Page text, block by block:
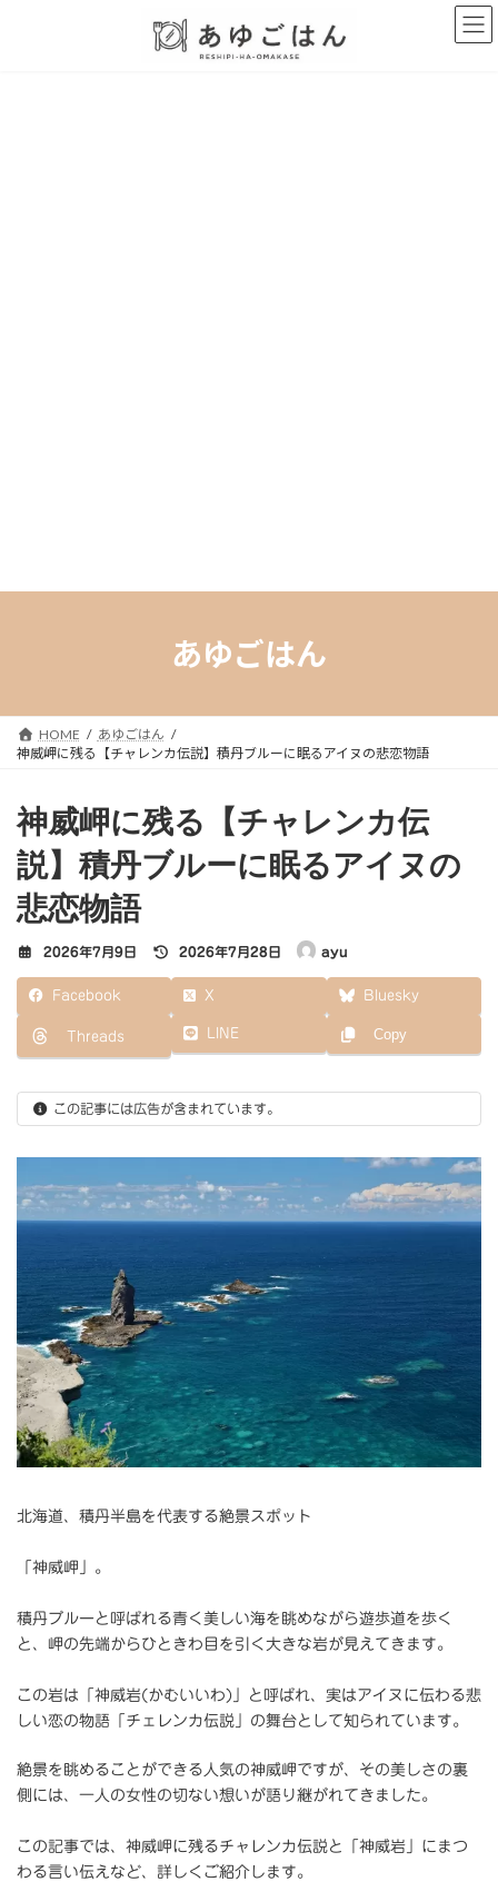
あゆごはん
HOME
あゆごはん
神威岬に残る【チャレンカ伝説】積丹ブルーに眠るアイヌの悲恋物語
神威岬に残る【チャレンカ伝
説】積丹ブルーに眠るアイヌの
悲恋物語
2026年7月9日
最
新
時
:
2026年7月28日 ayu
Facebook X Bluesky
Threads LINE Copy
この記事には広告が含まれています。
北海道、積丹半島を代表する絶景スポット
「神威岬」。
積丹ブルーと呼ばれる青く美しい海を眺めながら遊歩道を歩く
と、岬の先端からひときわ目を引く大きな岩が見えてきます。
この岩は「神威岩(かむいいわ)」と呼ばれ、実はアイヌに伝わる悲
しい恋の物語「チェレンカ伝説」の舞台として知られています。
絶景を眺めることができる人気の神威岬ですが、その美しさの裏
側には、一人の女性の切ない想いが語り継がれてきました。
この記事では、神威岬に残るチャレンカ伝説と「神威岩」にまつ
わる言い伝えなど、詳しくご紹介します。